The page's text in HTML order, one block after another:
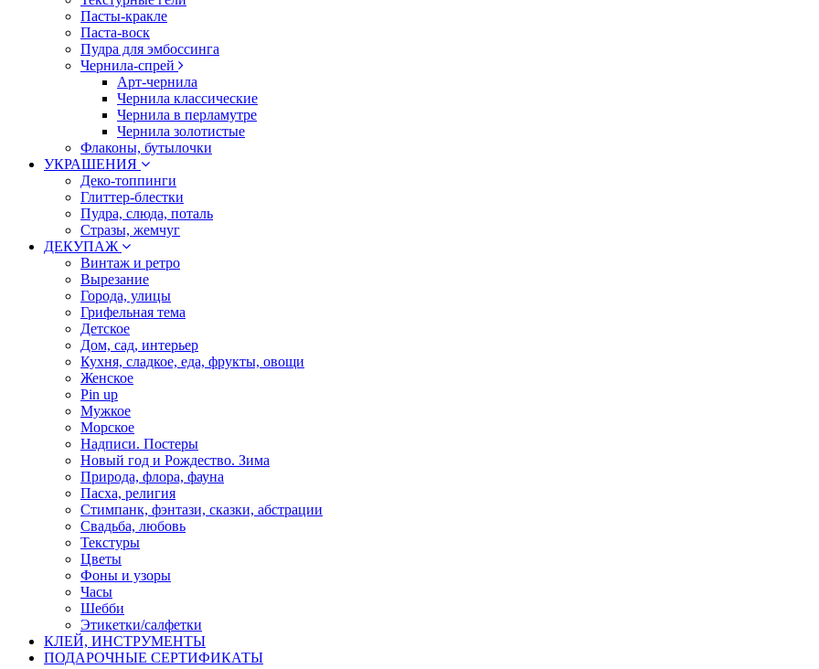
Пасты-кракле
Паста-воск
Пудра для эмбоссинга
Чернила-спрей
Арт-чернила
Чернила классические
Чернила в перламутре
Чернила золотистые
Флаконы, бутылочки
УКРАШЕНИЯ
Деко-топпинги
Глиттер-блестки
Пудра, слюда, поталь
Стразы, жемчуг
ДЕКУПАЖ
Винтаж и ретро
Вырезание
Города, улицы
Грифельная тема
Детское
Дом, сад, интерьер
Кухня, сладкое, еда, фрукты, овощи
Женское
Pin up
Мужкое
Морское
Надписи. Постеры
Новый год и Рождество. Зима
Природа, флора, фауна
Пасха, религия
Стимпанк, фэнтази, сказки, абстрации
Свадьба, любовь
Текстуры
Цветы
Фоны и узоры
Часы
Шебби
Этикетки/салфетки
КЛЕЙ, ИНСТРУМЕНТЫ
ПОДАРОЧНЫЕ СЕРТИФИКАТЫ